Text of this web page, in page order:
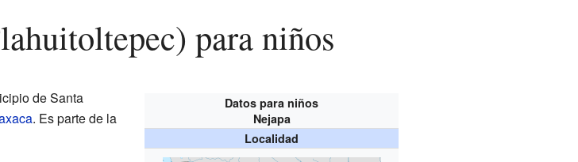
para niños
Datos para niños
Nejapa
Localidad
de Santa
. Es parte de la